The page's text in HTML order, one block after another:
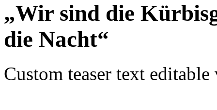
„Wir sind die
die Nacht“
Custom teaser text